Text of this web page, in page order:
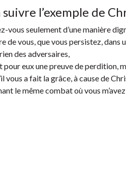
l’exemple de
vous seulement d’une manière
de vous, que vous persistez,
des adversaires,
pour eux une preuve de perdition,
vous a fait la grâce, à cause de
le même combat où vous